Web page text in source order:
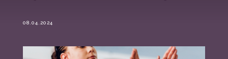
08.04.2024